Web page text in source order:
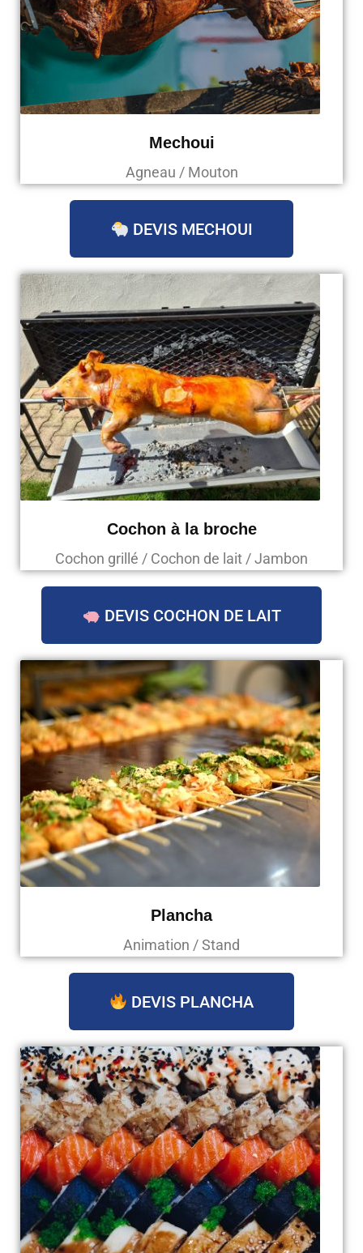
Mechoui
Agneau / Mouton
DEVIS MECHOUI
Cochon à la broche
Cochon grillé / Cochon de lait / Jambon
DEVIS COCHON DE LAIT
Plancha
Animation / Stand
DEVIS PLANCHA